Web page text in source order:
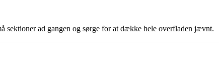
sektioner ad gangen og sørge for at dække hele overfladen jævnt.